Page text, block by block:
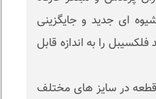
ای جدید و جایگزینی
را به اندازه قابل
در سایز های مختلف